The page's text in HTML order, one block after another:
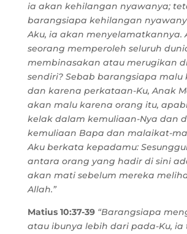
ia akan kehilangan nyawanya;
barangsiapa kehilangan
Aku, ia akan menyelamatkannya.
seorang memperoleh seluruh
membinasakan atau merugikan
sendiri? Sebab barangsiapa malu
dan karena perkataan-Ku, Anak
akan malu karena orang itu,
kelak dalam kemuliaan-Nya dan
kemuliaan Bapa dan malaikat-
Aku berkata kepadamu:
antara orang yang hadir di sini
akan mati sebelum mereka
Allah.”
Matius 10:37-39 “Barangsiapa
atau ibunya lebih dari pada-Ku,